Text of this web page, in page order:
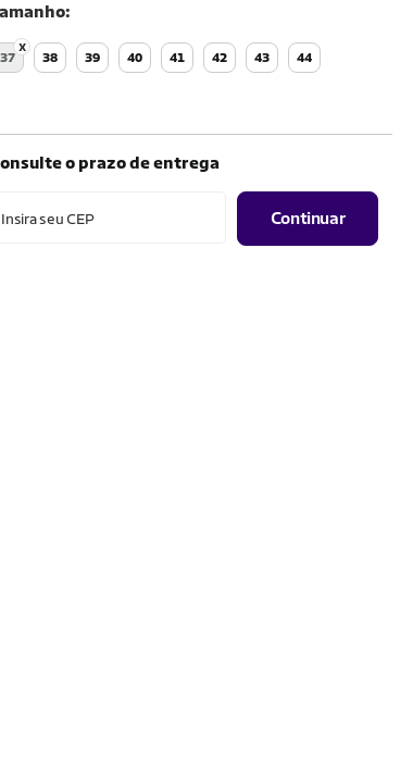
37 38 39 40 41 42 43 44
o prazo de entrega
Insira seu CEP Continuar